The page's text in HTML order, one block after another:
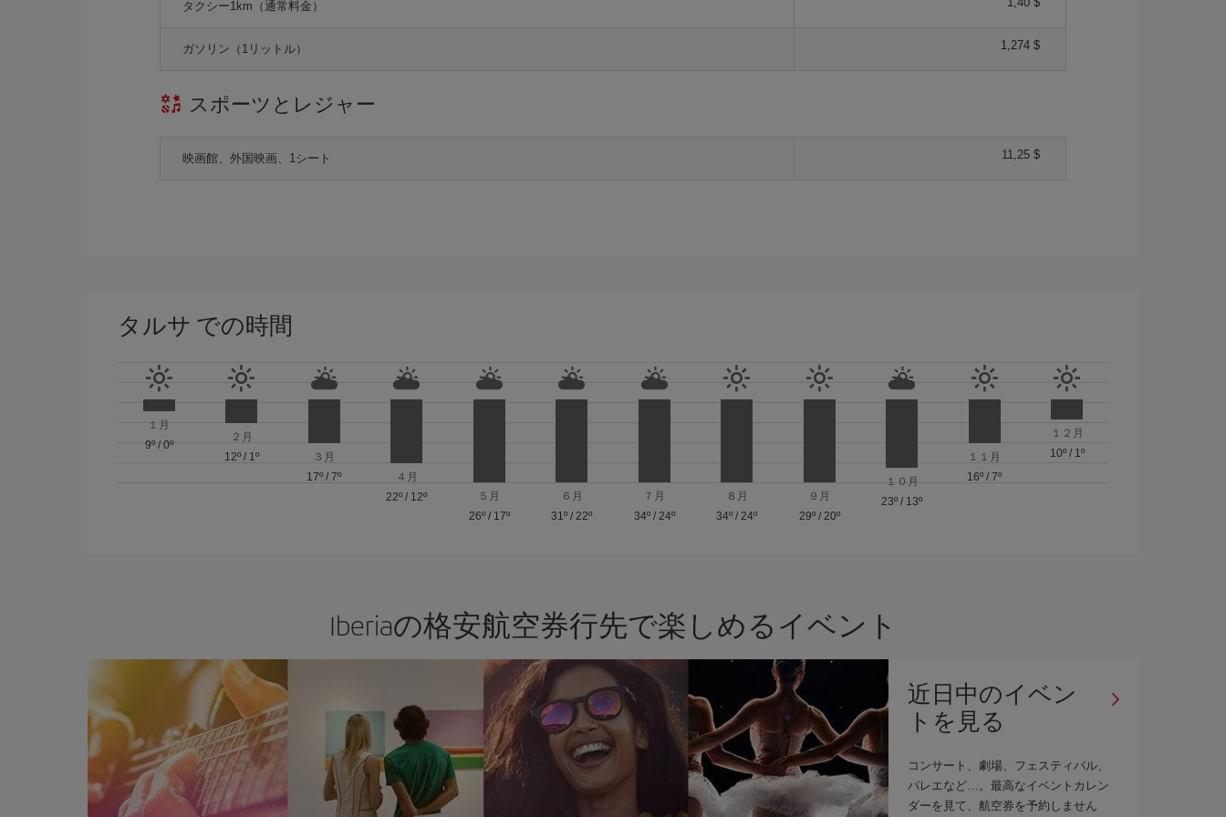
タクシー1km（通常料金）
ガソリン（1リットル） 1,274 $
スポーツとレジャー
映画館、外国映画、1シート 11,25 $
タルサ での時間
１月
9º/ 0º
２月
12º/ 1º
３月
17º /7º
４月
22º / 12º
５月
26º/ 17º
６月
31º / 22º
７月
34º/ 24º
８月
34º / 24º
９月
29º/ 20º
１０月
23º / 13º
１１月
16º /7º
１２月
10º/ 1º
Iberiaの格安航空券行先で楽しめるイベント
近日中のイベン
トを見る
コンサート、劇場、フェスティバル、
バレエなど…。最高なイベントカレン
ダーを見て、航空券を予約しません